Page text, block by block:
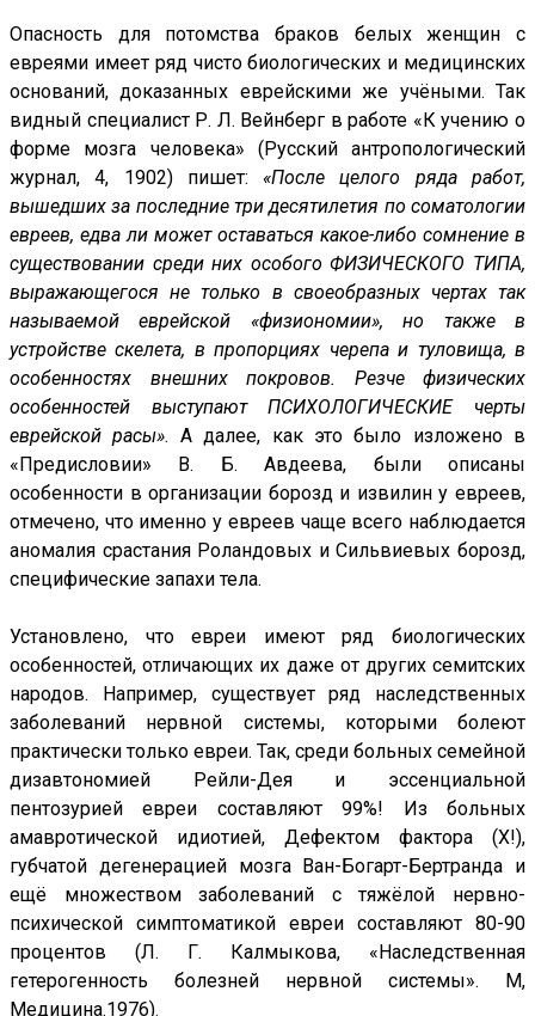
Опасность для потомства браков белых женщин с
евреями имеет ряд чисто биологических и медицинских
оснований, доказанных еврейскими же учёными. Так
видный специалист Р. Л. Вейнберг в работе «К учению о
форме мозга человека» (Русский антропологический
журнал, 4, 1902) пишет:«После целого ряда работ,
вышедших за последние три десятилетия по соматологии
евреев, едва ли может оставаться какое-либо сомнение в
существовании среди них особого ФИЗИЧЕСКОГО ТИПА,
выражающегося не только в своеобразных чертах так
называемой еврейской «физиономии», но также в
устройстве скелета, в пропорциях черепа и туловища, в
особенностях внешних покровов. Резче физических
особенностей выступают ПСИХОЛОГИЧЕСКИЕ черты
еврейской расы». А далее, как это было изложено в
«Предисловии» В. Б. Авдеева, были описаны
особенности в организации борозд и извилин у евреев,
отмечено, что именно у евреев чаще всего наблюдается
аномалия срастания Роландовых и Сильвиевых борозд,
специфические запахи тела.
Установлено, что евреи имеют ряд биологических
особенностей, отличающих их даже от других семитских
народов. Например, существует ряд наследственных
заболеваний нервной системы, которыми болеют
практически только евреи. Так, среди больных семейной
дизавтономией Рейли-Дея и эссенциальной
пентозурией евреи составляют 99%! Из больных
амавротической идиотией, Дефектом фактора (Х!),
губчатой дегенерацией мозга Ван-Богарт-Бертранда и
ещё множеством заболеваний с тяжёлой нервно-
психической симптоматикой евреи составляют 80-90
процентов (Л. Г. Калмыкова, «Наследственная
гетерогенность болезней нервной системы». М,
Медицина.1976).